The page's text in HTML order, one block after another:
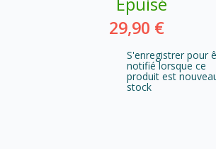
29,90 €
S'enregistrer pour
notifié lorsque ce
produit est
stock